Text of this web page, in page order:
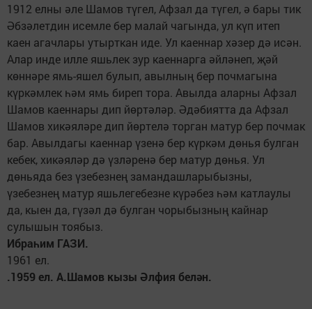
1912 елны әле Шамов түгел, Афзал да түгел, ә бары тик
Әбзәлетдин исемле бер малай чагында, ул күп итеп
каен агачлары утырткан иде. Ул каеннар хәзер дә исән.
Алар инде илле яшьлек зур каеннарга әйләнеп, җәй
көннәре ямь-яшел булып, авылның бер почмагына
күркәмлек һәм ямь биреп тора. Авылда аларны Афзал
Шамов каеннары дип йөртәләр. Әдәбиятта да Афзал
Шамов хикәяләре дип йөртелә торган матур бер почмак
бар. Авылдагы каеннар үзенә бер күркәм дөнья булган
кебек, хикәяләр дә үзләренә бер матур дөнья. Ул
дөньяда без үзебезнең замандашларыбызны,
үзебезнең матур яшьлегебезне күрәбез һәм катлаулы
да, кыен да, гүзәл дә булган чорыбызның кайнар
сулышын тоябыз.
Ибраһим ГАЗИ.
1961 ел.
.1959 ел. А.Шамов кызы Әлфия белән.